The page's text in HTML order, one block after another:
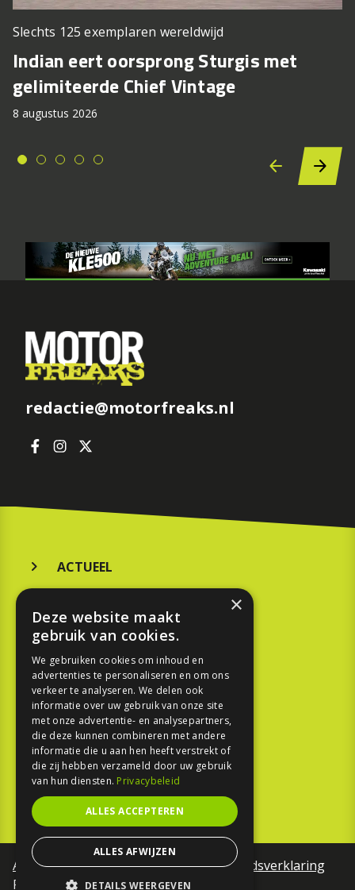
Slechts 125 exemplaren wereldwijd
Indian eert oorsprong Sturgis met
gelimiteerde Chief Vintage
8 augustus 2026
redactie@motorfreaks.nl
ACTUEEL
KOOPGIDS
TESTEN
SPORT
REPORTAGE
TOUREN
NIEUWSBRIEF
Algemene voorwaardenToegankelijkheidsverklaring
Privacy Policy
×
Deze website maakt
gebruik van cookies.
We gebruiken cookies om inhoud en
advertenties te personaliseren en om ons
verkeer te analyseren. We delen ook
informatie over uw gebruik van onze site
met onze advertentie- en analysepartners,
die deze kunnen combineren met andere
informatie die u aan hen heeft verstrekt of
die zij hebben verzameld door uw gebruik
van hun diensten. Privacybeleid
ALLES ACCEPTEREN
ALLES AFWIJZEN
DETAILS WEERGEVEN